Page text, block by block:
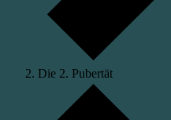
Die 2. Pubertät